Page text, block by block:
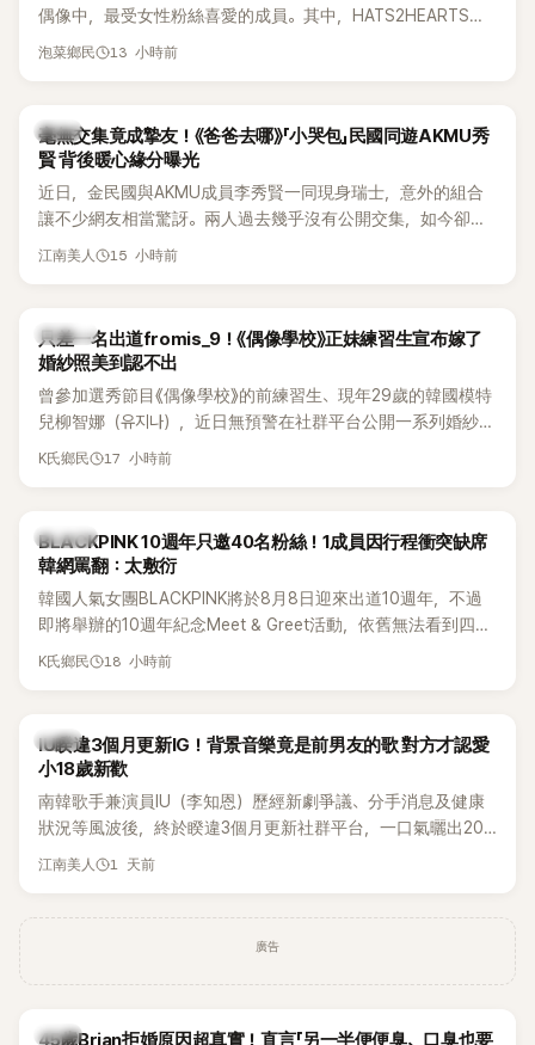
偶像中，最受女性粉絲喜愛的成員。其中，HATS2HEARTS成
員包攬了前三名，展現了她們在女性社群中的高人氣。
泡菜鄉民 13 小時前
韓星
毫無交集竟成摯友！《爸爸去哪》「小哭包」民國同遊AKMU秀
賢 背後暖心緣分曝光
近日，金民國與AKMU成員李秀賢一同現身瑞士，意外的組合
讓不少網友相當驚訝。兩人過去幾乎沒有公開交集，如今卻一
起踏上瑞士之旅，也讓粉絲紛紛好奇：「他們到底是怎麼認識
江南美人 15 小時前
K-POP
只差一名出道fromis_9！《偶像學校》正妹練習生宣布嫁了
婚紗照美到認不出
曾參加選秀節目《偶像學校》的前練習生、現年29歲的韓國模特
兒柳智娜（유지나），近日無預警在社群平台公開一系列婚紗
照，親自宣布即將步入婚姻，消息曝光後讓不少曾追看節目的
K氏鄉民 17 小時前
K-POP
BLACKPINK 10週年只邀40名粉絲！1成員因行程衝突缺席
韓網罵翻：太敷衍
韓國人氣女團BLACKPINK將於8月8日迎來出道10週年，不過
即將舉辦的10週年紀念Meet & Greet活動，依舊無法看到四人
合體。根據韓媒《MyDaily》7日報導，當天將由Jisoo（智秀）、
K氏鄉民 18 小時前
韓星
IU睽違3個月更新IG！背景音樂竟是前男友的歌 對方才認愛
小18歲新歡
南韓歌手兼演員IU（李知恩）歷經新劇爭議、分手消息及健康
狀況等風波後，終於睽違3個月更新社群平台，一口氣曬出20
張近況照，讓大批粉絲又驚又喜。不過，比起照片本身，更引
江南美人 1 天前
廣告
韓星
45歲Brian拒婚原因超真實！直言「另一半便便臭、口臭也要